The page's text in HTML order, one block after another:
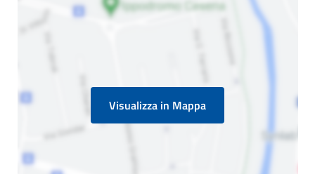
Visualizza in Mappa